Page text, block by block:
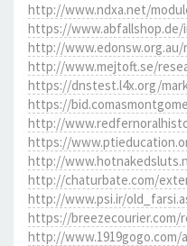
http://www.ndxa.net/
https://www.abfallshop.de/
http://
http://www.mejtoft.se/
https://dnstest.l4x.org/
https://
http://
https://
http://
http://chaturbate.com/
http://www.psi.ir/
https://breezecourier.com/
http://www.1919gogo.com/